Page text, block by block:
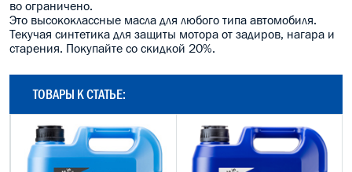
во ограничено.
Это высококлассные масла для любого типа автомобиля.
Текучая синтетика для защиты мотора от задиров, нагара и
старения. Покупайте со скидкой 20%.
ТОВАРЫ К СТАТЬЕ: